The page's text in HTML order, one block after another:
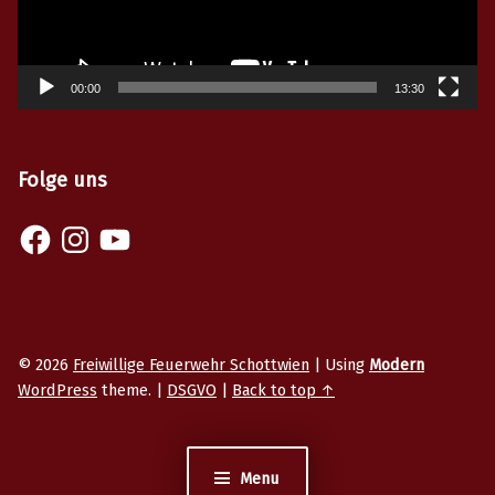
Menu
00:00 13:30
Folge uns
FacebookInstagram
© 2026 Freiwillige Feuerwehr Schottwien | Using Modern
WordPress theme. | DSGVO | Back to top ↑